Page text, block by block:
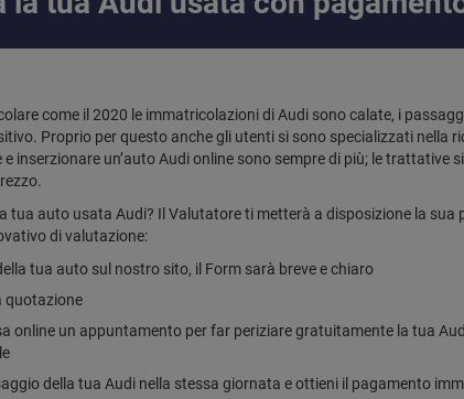
come il 2020 le immatricolazioni di Audi sono calate, i
Proprio per questo anche gli utenti si sono specializzati nella
inserzionare un’auto Audi online sono sempre di più; le trattative
tua auto usata Audi? Il Valutatore ti metterà a disposizione la
di valutazione:
tua auto sul nostro sito, il Form sarà breve e chiaro
quotazione
online un appuntamento per far periziare gratuitamente la tua
della tua Audi nella stessa giornata e ottieni il pagamento